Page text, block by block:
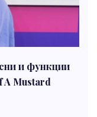
и функции
A Mustard